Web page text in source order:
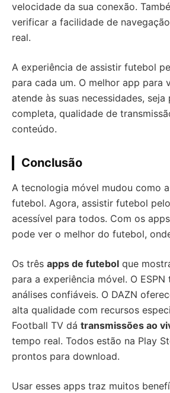
velocidade da sua conexão.
verificar a facilidade de
real.
A experiência de assistir futebol
para cada um. O melhor app para
atende às suas necessidades,
completa, qualidade de
conteúdo.
Conclusão
A tecnologia móvel mudou como
futebol. Agora, assistir futebol
acessível para todos. Com os
pode ver o melhor do futebol,
Os três apps de futebol que
para a experiência móvel. O
análises confiáveis. O DAZN
alta qualidade com recursos
Football TV dá transmissões ao
tempo real. Todos estão na Play
prontos para download.
Usar esses apps traz muitos